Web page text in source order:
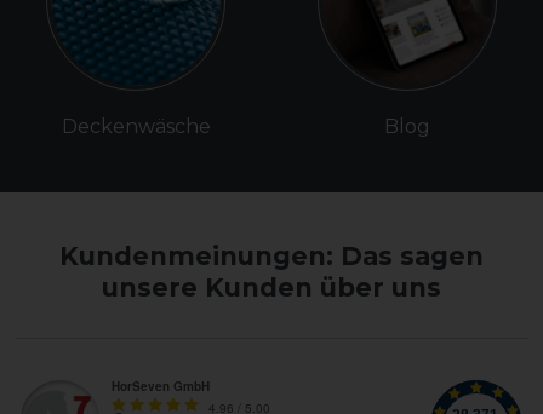
Deckenwäsche Blog
Kundenmeinungen: Das sagen
unsere Kunden über uns